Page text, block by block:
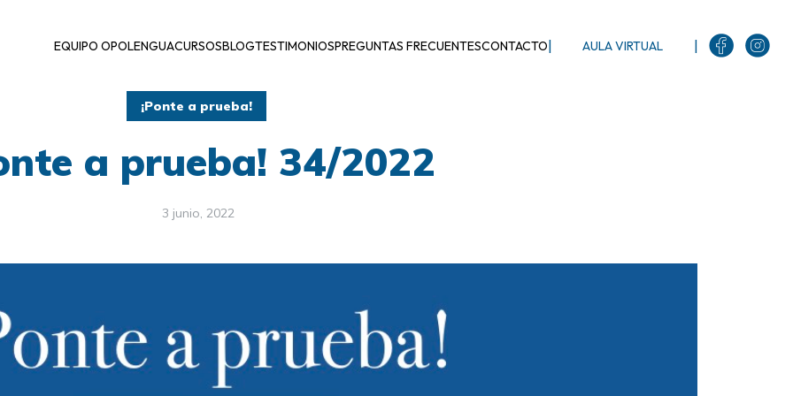
EQUIPO OPOLENGUACURSOSBLOGTESTIMONIOSPREGUNTAS FRECUENTESCONTACTO| AULA VIRTUAL |
¡Ponte a prueba!
a prueba! 34/2022
3 junio, 2022